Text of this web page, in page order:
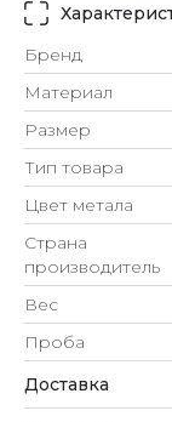
Бренд
Материал
Размер
Тип товара
Цвет метала
Страна
производитель
Вес
Проба
Доставка